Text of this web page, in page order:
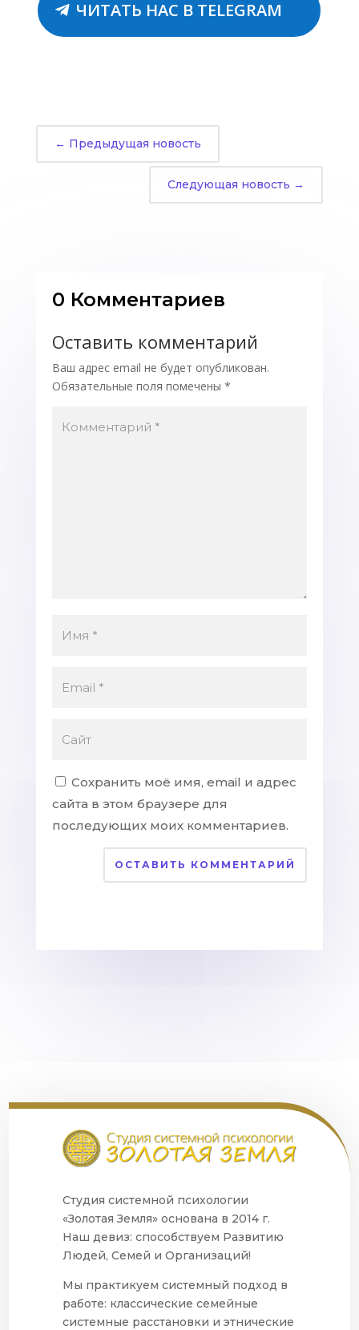
ЧИТАТЬ НАС В TELEGRAM
← Предыдущая новость
Следующая новость →
0 Комментариев
Оставить комментарий
Ваш адрес email не будет опубликован.
Обязательные поля помечены *
Сохранить моё имя, email и адрес
сайта в этом браузере для
последующих моих комментариев.
ОСТАВИТЬ КОММЕНТАРИЙ
Студия системной психологии
«Золотая Земля» основана в 2014 г.
Наш девиз: способствуем Развитию
Людей, Семей и Организаций!
Мы практикуем системный подход в
работе: классические семейные
системные расстановки и этнические